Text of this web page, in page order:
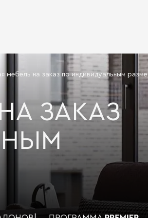
мебель на заказ по индивидуальным
ЗАКАЗ